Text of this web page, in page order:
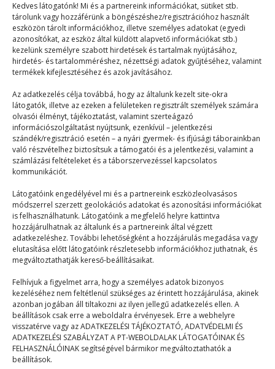
Kedves látogatónk! Mi és a partnereink információkat, sütiket stb.
tárolunk vagy hozzáférünk a böngészéshez/regisztrációhoz használt
eszközön tárolt információkhoz, illetve személyes adatokat (egyedi
azonosítókat, az eszköz által küldött alapvető információkat stb.)
kezelünk személyre szabott hirdetések és tartalmak nyújtásához,
hirdetés- és tartalomméréshez, nézettségi adatok gyűjtéséhez, valamint
termékek kifejlesztéséhez és azok javításához.
Az adatkezelés célja továbbá, hogy az általunk kezelt site-okra
látogatók, illetve az ezeken a felületeken regisztrált személyek számára
olvasói élményt, tájékoztatást, valamint szerteágazó
információszolgáltatást nyújtsunk, ezenkívül – jelentkezési
szándék/regisztráció esetén – a nyári gyermek- és ifjúsági táborainkban
való részvételhez biztosítsuk a támogatói és a jelentkezési, valamint a
számlázási feltételeket és a táborszervezéssel kapcsolatos
kommunikációt.
Látogatóink engedélyével mi és a partnereink eszközleolvasásos
módszerrel szerzett geolokációs adatokat és azonosítási információkat
is felhasználhatunk. Látogatóink a megfelelő helyre kattintva
hozzájárulhatnak az általunk és a partnereink által végzett
adatkezeléshez. További lehetőségként a hozzájárulás megadása vagy
elutasítása előtt látogatóink részletesebb információkhoz juthatnak, és
megváltoztathatják kereső-beállításaikat.
Felhívjuk a figyelmet arra, hogy a személyes adatok bizonyos
kezeléséhez nem feltétlenül szükséges az érintett hozzájárulása, akinek
azonban jogában áll tiltakozni az ilyen jellegű adatkezelés ellen. A
beállítások csak erre a weboldalra érvényesek. Erre a webhelyre
visszatérve vagy az ADATKEZELÉSI TÁJÉKOZTATÓ, ADATVÉDELMI ÉS
ADATKEZELÉSI SZABÁLYZAT A PT-WEBOLDALAK LÁTOGATÓINAK ÉS
FELHASZNÁLÓINAK segítségével bármikor megváltoztathatók a
beállítások.
A 10 legidegesítőbb
Facebook-felhasználó
Mix
2025. 05. 05.
Facebook. Használom, és legalább annyiszor utálom,
mint imádom. Miért? Hát miattuk! 10. A focidrukker
Mindenki…
© 2023–2026
Navigáció
Főoldal
Mix